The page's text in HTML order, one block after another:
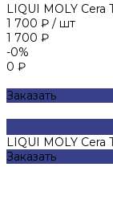
LIQUI MOLY Cera
1 700 ₽ / шт
1 700 ₽
-0%
0 ₽
Заказать
LIQUI MOLY Cera
Заказать